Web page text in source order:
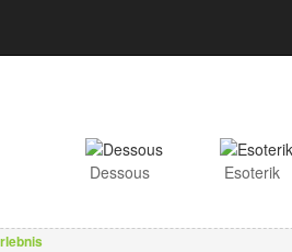
Dessous Esoterik